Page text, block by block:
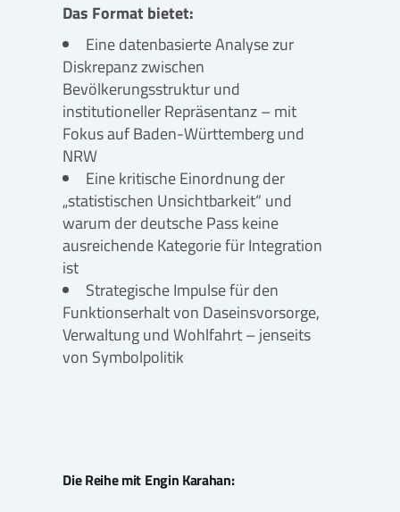
Das Format bietet:
Eine datenbasierte Analyse zur
Diskrepanz zwischen
Bevölkerungsstruktur und
institutioneller Repräsentanz – mit
Fokus auf Baden-Württemberg und
NRW
Eine kritische Einordnung der
„statistischen Unsichtbarkeit“ und
warum der deutsche Pass keine
ausreichende Kategorie für Integration
ist
Strategische Impulse für den
Funktionserhalt von Daseinsvorsorge,
Verwaltung und Wohlfahrt – jenseits
von Symbolpolitik
Die Reihe mit Engin Karahan: